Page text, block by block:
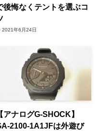
後悔なくテントを選ぶコ
2021年6月24日
【アナログG-SHOCK】
2100-1A1JFは外遊び